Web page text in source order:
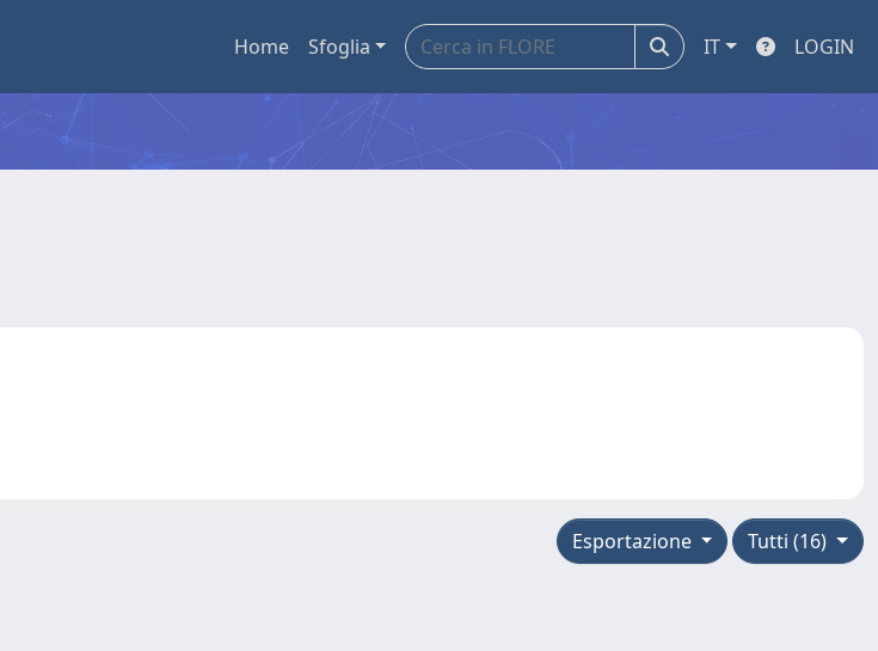
Home Sfoglia IT LOGIN
Tutti (16)
Esportazione